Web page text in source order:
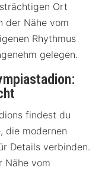
Ort
der Nähe vom
Rhythmus
gelegen.
findest du
die modernen
Details verbinden.
Nähe vom